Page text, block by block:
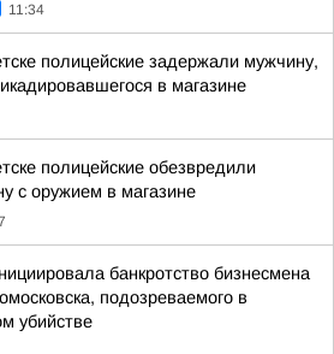
11:34
полицейские задержали мужчину,
в магазине
полицейские обезвредили
с оружием в магазине
банкротство бизнесмена
подозреваемого в
убийстве